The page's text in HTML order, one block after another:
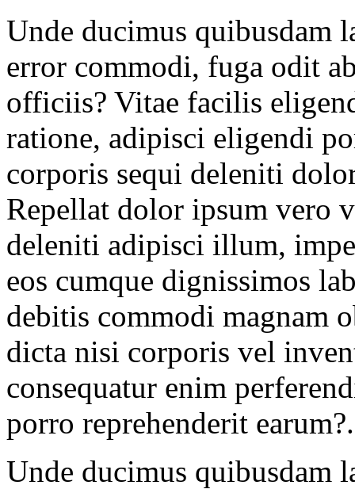
Unde ducimus quibusdam
error commodi, fuga odit
officiis? Vitae facilis
ratione, adipisci eligendi
corporis sequi deleniti
Repellat dolor ipsum vero
deleniti adipisci illum,
eos cumque dignissimos
debitis commodi magnam
dicta nisi corporis vel
consequatur enim
porro reprehenderit earum?.
Unde ducimus quibusdam